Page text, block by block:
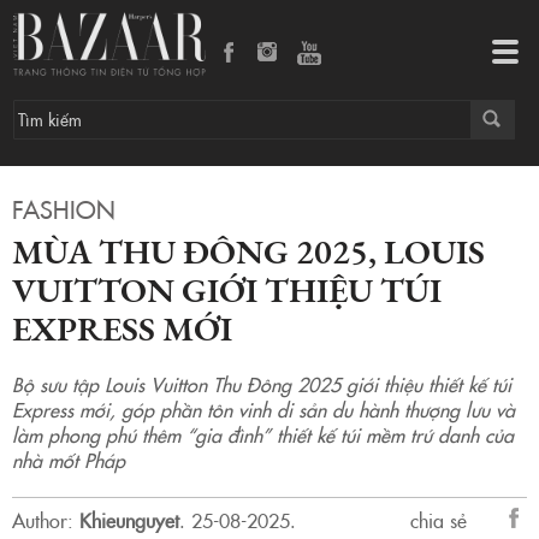
FASHION
MÙA THU ĐÔNG 2025, LOUIS
VUITTON GIỚI THIỆU TÚI
EXPRESS MỚI
Bộ sưu tập Louis Vuitton Thu Đông 2025 giới thiệu thiết kế túi
Express mới, góp phần tôn vinh di sản du hành thượng lưu và
làm phong phú thêm “gia đình” thiết kế túi mềm trứ danh của
nhà mốt Pháp
Author: Khieunguyet. 25-08-2025.
chia sẻ